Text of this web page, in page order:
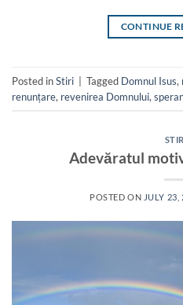
CONTINUE
Posted inStiri Tagged Domnul Isus,
renunțare, revenirea Domnului,
Adevăratul
POSTED ON JULY 23,